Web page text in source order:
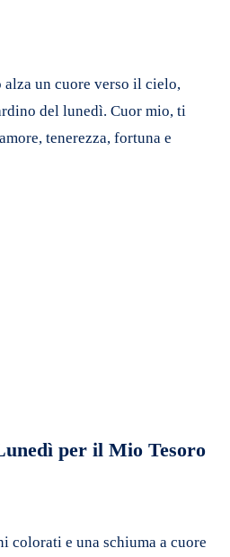
un cuore verso il cielo,
del lunedì. Cuor mio, ti
tenerezza, fortuna e
per il Mio Tesoro
colorati e una schiuma a cuore